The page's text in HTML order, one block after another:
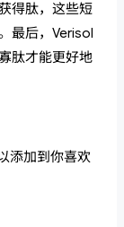
得肽，这些短
最后，Verisol
肽才能更好地
添加到你喜欢